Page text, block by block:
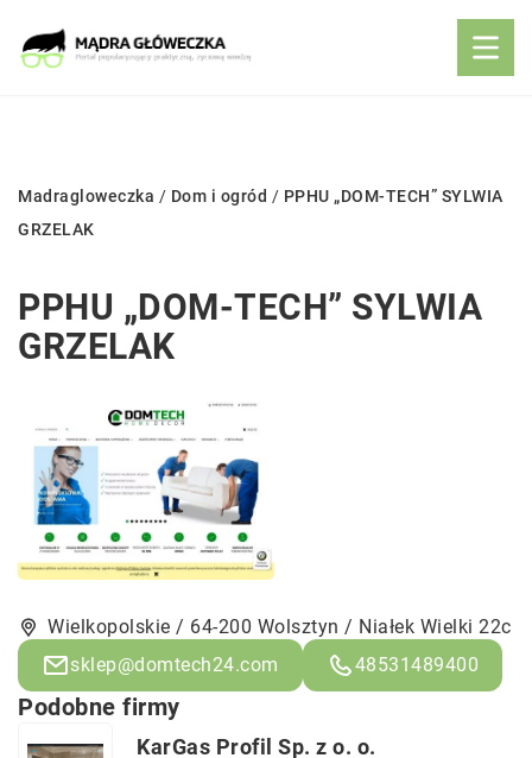
Madragloweczka / Dom i ogród / PPHU „DOM-TECH” SYLWIA
GRZELAK
PPHU „DOM-TECH” SYLWIA
GRZELAK
Wielkopolskie / 64-200 Wolsztyn / Niałek Wielki 22c
sklep@domtech24.com
48531489400
Podobne firmy
KarGas Profil Sp. z o. o.